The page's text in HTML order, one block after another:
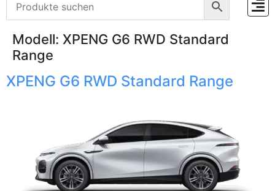
Modell: XPENG G6 RWD Standard
Range
XPENG G6 RWD Standard Range